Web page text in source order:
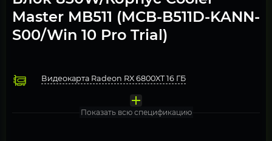
Master MB511 (MCB-B511D-KANN-
S00/Win 10 Pro Trial)
Видеокарта Radeon RX 6800XT 16 ГБ
Показать всю спецификацию